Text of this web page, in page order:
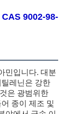
9002-98-
민입니다. 대분
레닌은 강한
은 광범위한
종이 제조 및